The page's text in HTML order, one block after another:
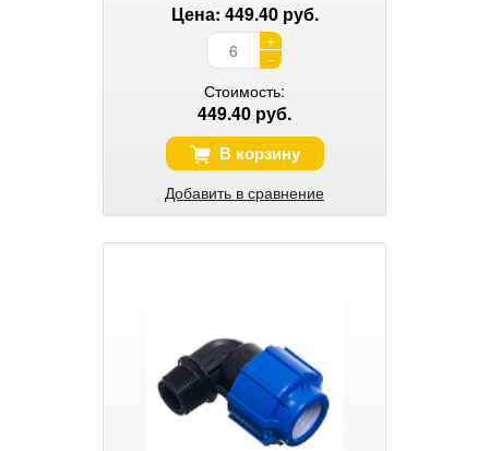
Цена: 449.40 руб.
+
-
Стоимость:
449.40 руб.
В корзину
Добавить в сравнение